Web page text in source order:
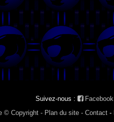
Suivez-nous : Facebook
© Copyright - Plan du site - Contact -